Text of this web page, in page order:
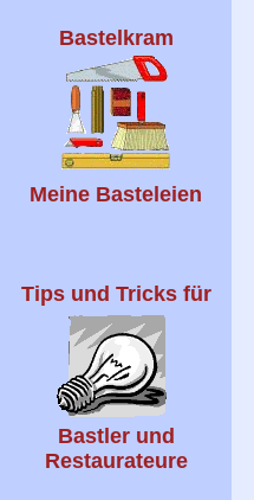
Bastelkram
Meine Basteleien
Tips und Tricks für
Bastler und
Restaurateure